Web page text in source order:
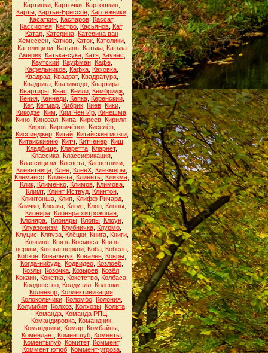
Картинки Карточки Картошкин
Карты, Картье-Брессон, Картёжники,
Касаткин, Каспаров, Кассат,
Кассиопея Кастро Касьянов Кат,
Катар Катерина Катерина ван
Хемессен Катков Каток Католики
Католицизм
Катынь, Катька, Катька
Америк, Катька-сука, Катя, Каунас
Каутский, Кауфман, Кафе,
Кафельников Кафка Каховка
Квадрад Квадрат, Квадратура
Квадрига, Квазимодо, Квартира,
Квартиры, Квас Келли, Кембридж,
Кения, Кеннеди, Кепка, Керенский,
Кет, Кетмар Кибрик Киев Кики
Кикодзе, Ким Ким Чен Ир, Кинешма,
Кино Кинозал Кипа Киреев Кирилл
Киров Кирпичёнок Киселёв
Киссинджер, Китай, Китайские мозги,
Китайскиеню Китч Китченер Киш
Кладбище Кларетта Кларнет,
Классика Классификация
Классицизм
Клевета, Клеветники,
Клеветница Клее КлееХ Клезмеры
Клемансо Клиента Клиенты Клизма
Клик, Клименко, Климов, Климова,
Климт, Клинт Иствуд, Клинтон,
Клинтонша, Клип, Клифф Ричард,
Кличко, Клоака, Клодт, Клон, Клоны,
Клоняра Клоняра хитрожопая
Клоняра.
Клоняры Клопы Клоун
Клуазонизм
Клубничка Клурмо
Клуцис
Кляуза, Клёцки, Книга, Книги,
Княгиня, Князь Космоса, Князь
церкви, Князья церкви, Коба, Кобель,
Кобзон Ковальчук Ковалёв Ковры
Когда-нибудь Кодвидео Козлоёб
Козлы Козочка Козырев Козёл
Кокаин Кокетка Кокетство Колбаса
Колдовство, Колдуэлл, Коленки,
Коленкор, Коллективизация,
Колокольчики Коломбо Колония
Колумбия, Колхоз, Колхозы, Кольта,
Команда, Команда РПЦ
Командировка, Командник,
Командники Комар Комбайны
Комендант, Коментпуб, Коменты,
Коментыпуб, Комитет, Коммент,
Коммент ютюб Коммент-угроза